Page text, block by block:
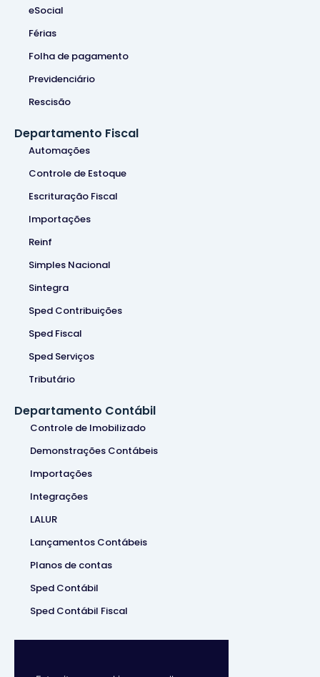
eSocial
Férias
Folha de pagamento
Previdenciário
Rescisão
Departamento Fiscal
Automações
Controle de Estoque
Escrituração Fiscal
Importações
Reinf
Simples Nacional
Sintegra
Sped Contribuições
Sped Fiscal
Sped Serviços
Tributário
Departamento Contábil
Controle de Imobilizado
Demonstrações Contábeis
Importações
Integrações
LALUR
Lançamentos Contábeis
Planos de contas
Sped Contábil
Sped Contábil Fiscal